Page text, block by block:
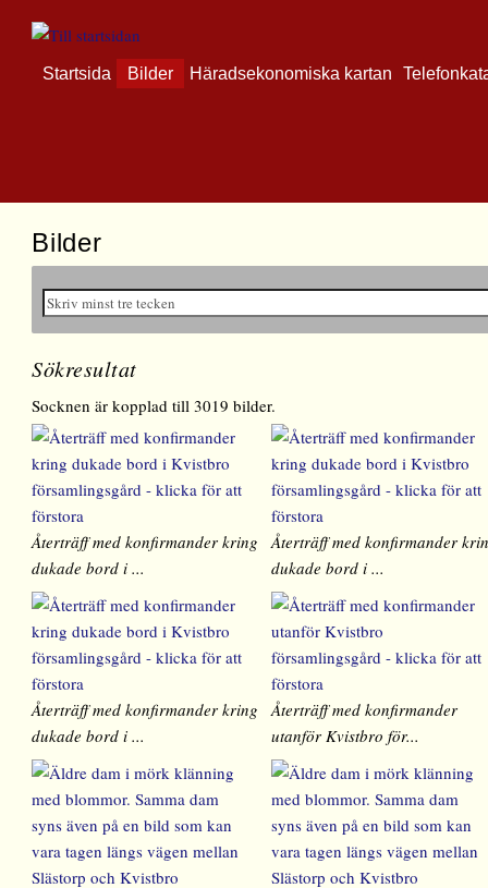
Startsida Bilder Häradsekonomiska kartan
Bilder
Sökresultat
Socknen är kopplad till 3019 bilder.
Återträff med konfirmander kring
dukade bord i ...
Återträff med konfirmander
dukade bord i ...
Återträff med konfirmander kring
dukade bord i ...
Återträff med konfirmander
utanför Kvistbro för...